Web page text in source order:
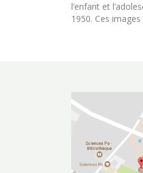
l’enfant et
1950. Ces